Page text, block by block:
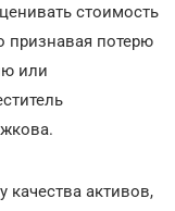
стоимость
признавая потерю
или
качества активов,